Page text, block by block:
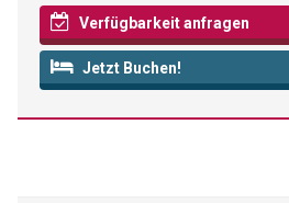
Verfügbarkeit anfragen
Jetzt Buchen!